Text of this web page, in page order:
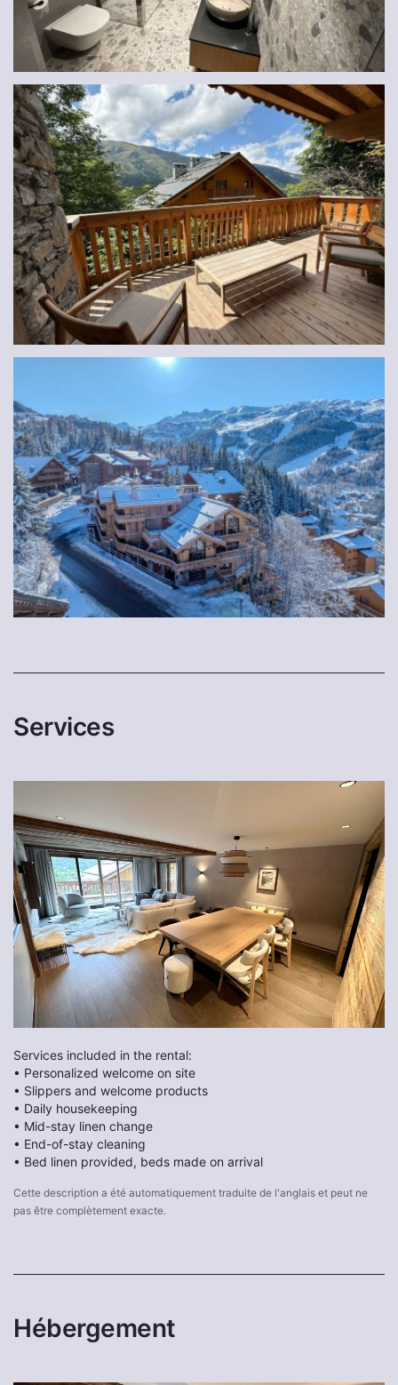
Services
Services included in the rental:
• Personalized welcome on site
• Slippers and welcome products
• Daily housekeeping
• Mid-stay linen change
• End-of-stay cleaning
• Bed linen provided, beds made on arrival
Cette description a été automatiquement traduite de l'anglais et peut ne
pas être complètement exacte.
Hébergement